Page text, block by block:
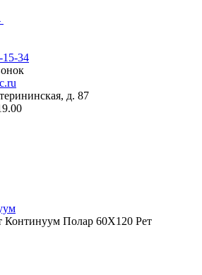
15-34
д. 87
Континуум Полар 60X120 Рет